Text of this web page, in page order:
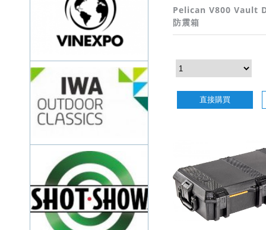
Pelican V800 Vault
防震箱
直接購買